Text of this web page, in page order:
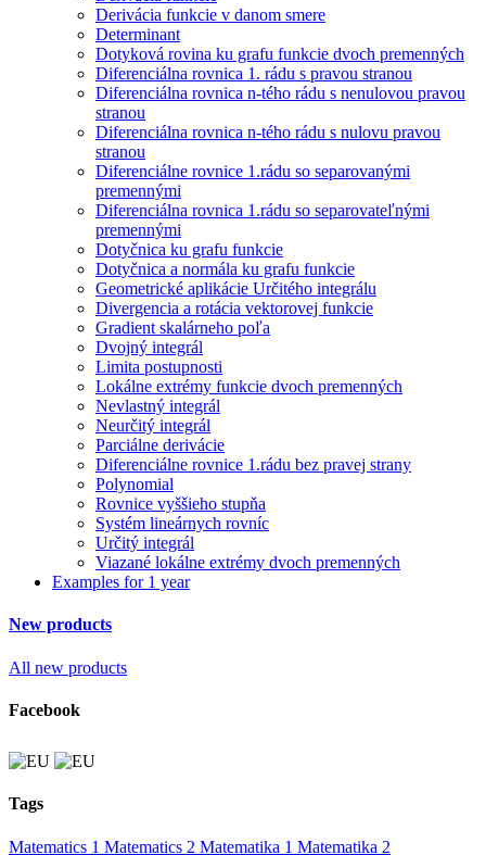
Derivácia funkcie v danom smere
Determinant
Dotyková rovina ku grafu funkcie dvoch premenných
Diferenciálna rovnica 1. rádu s pravou stranou
Diferenciálna rovnica n-tého rádu s nenulovou pravou
stranou
Diferenciálna rovnica n-tého rádu s nulovu pravou
stranou
Diferenciálne rovnice 1.rádu so separovanými
premennými
Diferenciálna rovnica 1.rádu so separovateľnými
premennými
Dotyčnica ku grafu funkcie
Dotyčnica a normála ku grafu funkcie
Geometrické aplikácie Určitého integrálu
Divergencia a rotácia vektorovej funkcie
Gradient skalárneho poľa
Dvojný integrál
Limita postupnosti
Lokálne extrémy funkcie dvoch premenných
Nevlastný integrál
Neurčitý integrál
Parciálne derivácie
Diferenciálne rovnice 1.rádu bez pravej strany
Polynomial
Rovnice vyššieho stupňa
Systém lineárnych rovníc
Určitý integrál
Viazané lokálne extrémy dvoch premenných
Examples for 1 year
New products
All new products
Facebook
Tags
Matematics 1 Matematics 2 Matematika 1 Matematika 2